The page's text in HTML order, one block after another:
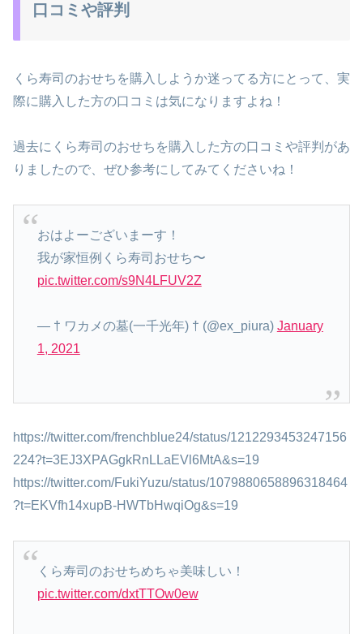
口コミや評判
くら寿司のおせちを購入しようか迷ってる方にとって、実
際に購入した方の口コミは気になりますよね！
過去にくら寿司のおせちを購入した方の口コミや評判があ
りましたので、ぜひ参考にしてみてくださいね！
おはよーございまーす！
我が家恒例くら寿司おせち〜
pic.twitter.com/s9N4LFUV2Z
— † ワカメの墓(一千光年) † (@ex_piura) January
1, 2021
https://twitter.com/frenchblue24/status/1212293453247156
224?t=3EJ3XPAGgkRnLLaEVl6MtA&s=19
https://twitter.com/FukiYuzu/status/1079880658896318464
?t=EKVfh14xupB-HWTbHwqiOg&s=19
くら寿司のおせちめちゃ美味しい！
pic.twitter.com/dxtTTOw0ew